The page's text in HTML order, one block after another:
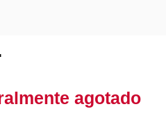
agotado